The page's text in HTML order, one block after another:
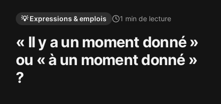
💡 Expressions & emplois 1 min de lecture
« Il y a un moment donné »
ou « à un moment donné »
?